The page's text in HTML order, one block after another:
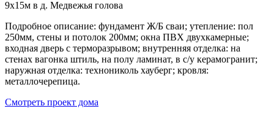
9х15м в д. Медвежья голова
Подробное описание: фундамент Ж/Б сваи; утепление: пол
250мм, стены и потолок 200мм; окна ПВХ двухкамерные;
входная дверь с терморазрывом; внутренняя отделка: на
стенах вагонка штиль, на полу ламинат, в с/у керамогранит;
наружная отделка: технониколь хауберг; кровля:
металлочерепица.
Смотреть проект дома